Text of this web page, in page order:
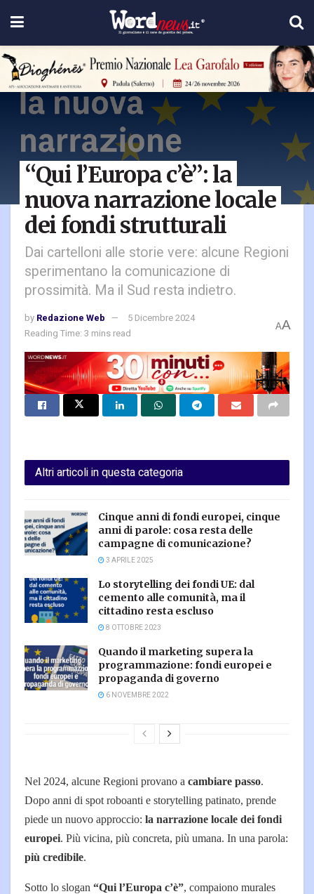
“Qui l’Europa c’è”: la
nuova narrazione locale
dei fondi strutturali
Dai cartelloni alle storie vere: alcune Regioni
sperimentano la comunicazione di
prossimità. Ma il Sud resta indietro.
by Redazione Web
5 Dicembre 2024
Reading Time: 3 mins read
AA
Altri articoli in questa categoria
Cinque anni di fondi europei, cinque
anni di parole: cosa resta delle
campagne di comunicazione?
3 APRILE 2025
Lo storytelling dei fondi UE: dal
cemento alle comunità, ma il
cittadino resta escluso
8 OTTOBRE 2023
Quando il marketing supera la
programmazione: fondi europei e
propaganda di governo
6 NOVEMBRE 2022
Nel 2024, alcune Regioni provano a cambiare passo.
Dopo anni di spot roboanti e storytelling patinato, prende
piede un nuovo approccio: la narrazione locale dei fondi
europei. Più vicina, più concreta, più umana. In una parola:
più credibile.
Sotto lo slogan “Qui l’Europa c’è”, compaiono murales